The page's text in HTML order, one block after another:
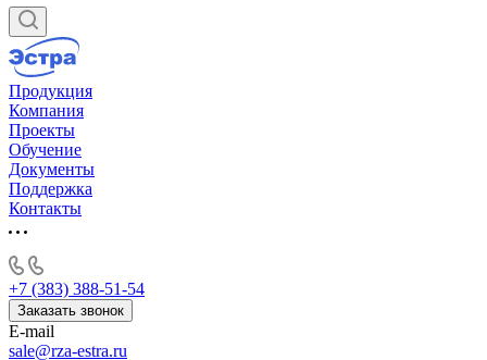
Продукция
Компания
Проекты
Обучение
Документы
Поддержка
Контакты
+7 (383) 388-51-54
Заказать звонок
E-mail
sale@rza-estra.ru